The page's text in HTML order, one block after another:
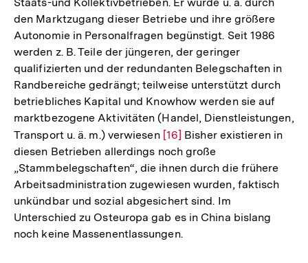
den Marktzugang dieser Betriebe und ihre größere
Autonomie in Personalfragen begünstigt. Seit 1986
werden z. B. Teile der jüngeren, der geringer
qualifizierten und der redundanten Belegschaften in
Randbereiche gedrängt; teilweise unterstützt durch
betriebliches Kapital und Knowhow werden sie auf
marktbezogene Aktivitäten (Handel, Dienstleistungen,
Transport u. ä. m.) verwiesen Zur
Auflösung
der
Fußnote
[16] Bisher existieren in
diesen Betrieben allerdings noch große
„Stammbelegschaften“, die ihnen durch die frühere
Arbeitsadministration zugewiesen wurden, faktisch
unkündbar und sozial abgesichert sind. Im
Unterschied zu Osteuropa gab es in China bislang
noch keine Massenentlassungen.